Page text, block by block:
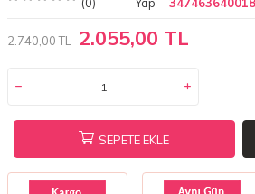
2.740,00 TL 2.055,00 TL
SEPETE EKLE